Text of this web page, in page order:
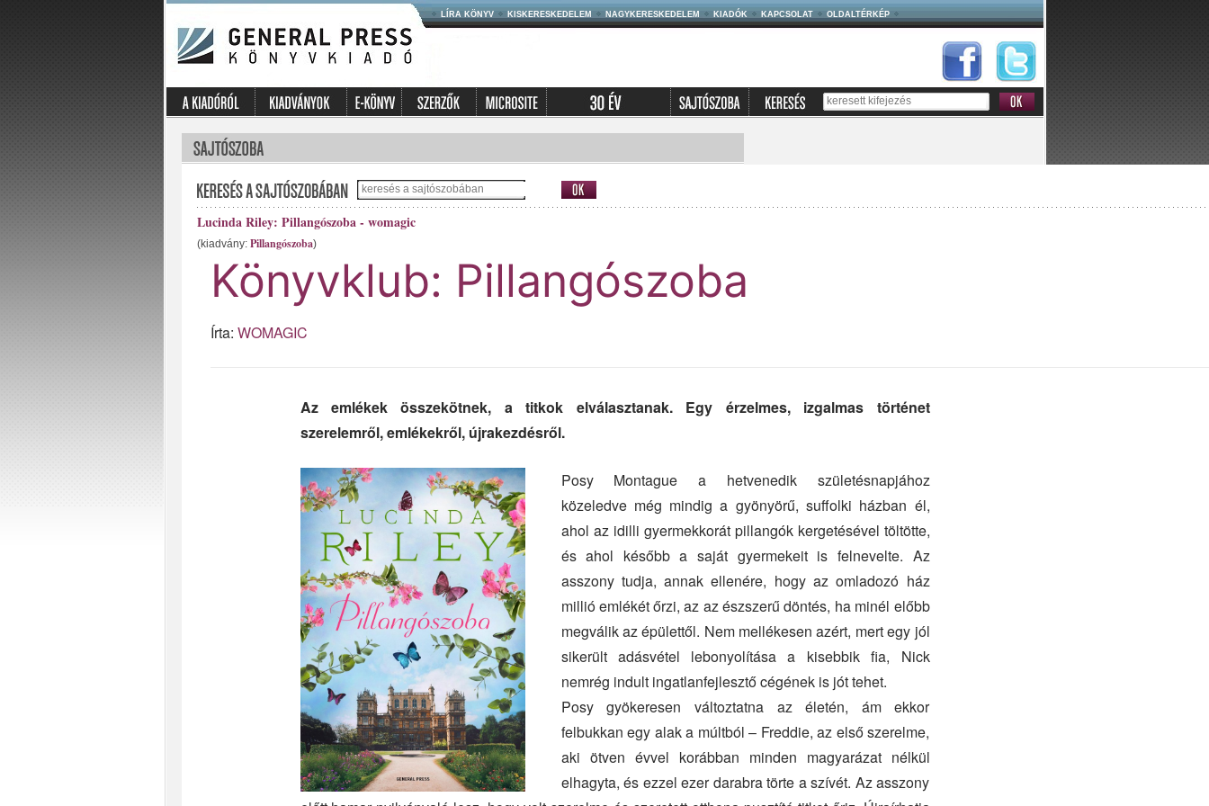
LÍRA KÖNYV KISKERESKEDELEM NAGYKERESKEDELEM KIADÓK KAPCSOLAT OLDALTÉRKÉP
Lucinda Riley: Pillangószoba - womagic
(kiadvány: Pillangószoba)
Könyvklub: Pillangószoba
Írta: WOMAGIC
Az emlékek összekötnek, a titkok elválasztanak. Egy érzelmes, izgalmas történet
szerelemről, emlékekről, újrakezdésről.
Posy Montague a hetvenedik születésnapjához
közeledve még mindig a gyönyörű, suffolki házban él,
ahol az idilli gyermekkorát pillangók kergetésével töltötte,
és ahol később a saját gyermekeit is felnevelte. Az
asszony tudja, annak ellenére, hogy az omladozó ház
millió emlékét őrzi, az az észszerű döntés, ha minél előbb
megválik az épülettől. Nem mellékesen azért, mert egy jól
sikerült adásvétel lebonyolítása a kisebbik fia, Nick
nemrég indult ingatlanfejlesztő cégének is jót tehet.
Posy gyökeresen változtatna az életén, ám ekkor
felbukkan egy alak a múltból – Freddie, az első szerelme,
aki ötven évvel korábban minden magyarázat nélkül
elhagyta, és ezzel ezer darabra törte a szívét. Az asszony